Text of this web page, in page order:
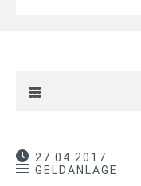
27.04.2017
GELDANLAGE